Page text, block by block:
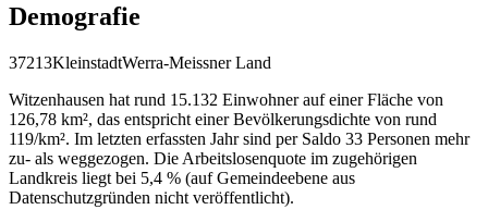
Demografie
37213KleinstadtWerra-Meissner Land
Witzenhausen hat rund 15.132 Einwohner auf einer Fläche von
126,78 km², das entspricht einer Bevölkerungsdichte von rund
119/km². Im letzten erfassten Jahr sind per Saldo 33 Personen mehr
zu- als weggezogen. Die Arbeitslosenquote im zugehörigen
Landkreis liegt bei 5,4 % (auf Gemeindeebene aus
Datenschutzgründen nicht veröffentlicht).